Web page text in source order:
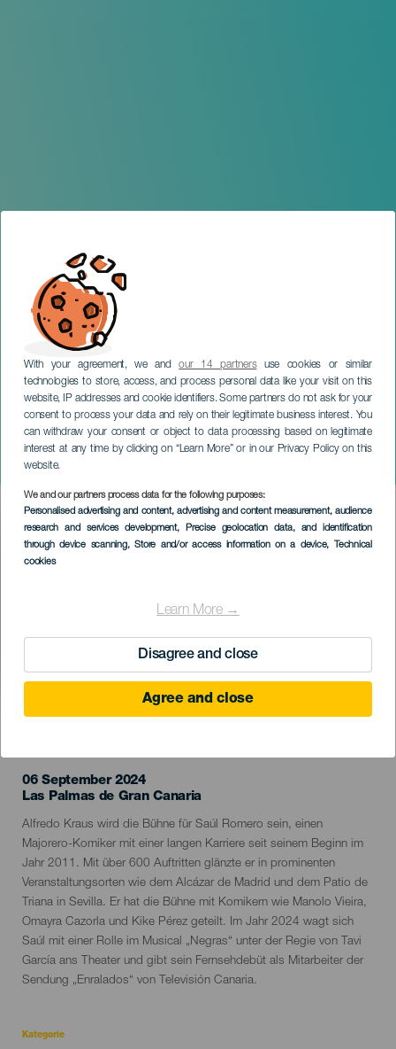
With your agreement, we andour 14 partnersuse cookies or similar
technologies to store, access, and process personal data like your visit on this
website, IP addresses and cookie identifiers. Some partners do not ask for your
consent to process your data and rely on their legitimate business interest. You
can withdraw your consent or object to data processing based on legitimate
interest at any time by clicking on “Learn More” or in our Privacy Policy on this
website.
We and our partners process data for the following purposes:
Personalised advertising and content, advertising and content measurement, audience
research and services development, Precise geolocation data, and identification
through device scanning, Store and/or access information on a device, Technical
cookies
Learn More →
Disagree and close
Agree and close
Saúl Romero - Jaque Mate
GRAN CANARIA
Imagen
Listado
06 September 2024
Localidad
Las Palmas de Gran Canaria
Descripción
del
evento
Alfredo Kraus wird die Bühne für Saúl Romero sein, einen
Majorero-Komiker mit einer langen Karriere seit seinem Beginn im
Jahr 2011. Mit über 600 Auftritten glänzte er in prominenten
Veranstaltungsorten wie dem Alcázar de Madrid und dem Patio de
Triana in Sevilla. Er hat die Bühne mit Komikern wie Manolo Vieira,
Omayra Cazorla und Kike Pérez geteilt. Im Jahr 2024 wagt sich
Saúl mit einer Rolle im Musical „Negras“ unter der Regie von Tavi
García ans Theater und gibt sein Fernsehdebüt als Mitarbeiter der
Sendung „Enralados“ von Televisión Canaria.
Kategorie